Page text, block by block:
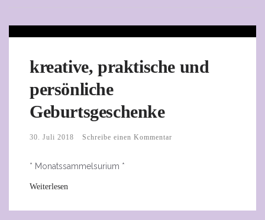
kreative, praktische und
persönliche
Geburtsgeschenke
30. Juli 2018 Schreibe einen Kommentar
* Monatssammelsurium *
Weiterlesen